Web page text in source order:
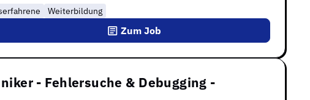
Weiterbildung
Zum Job
- Fehlersuche & Debugging -